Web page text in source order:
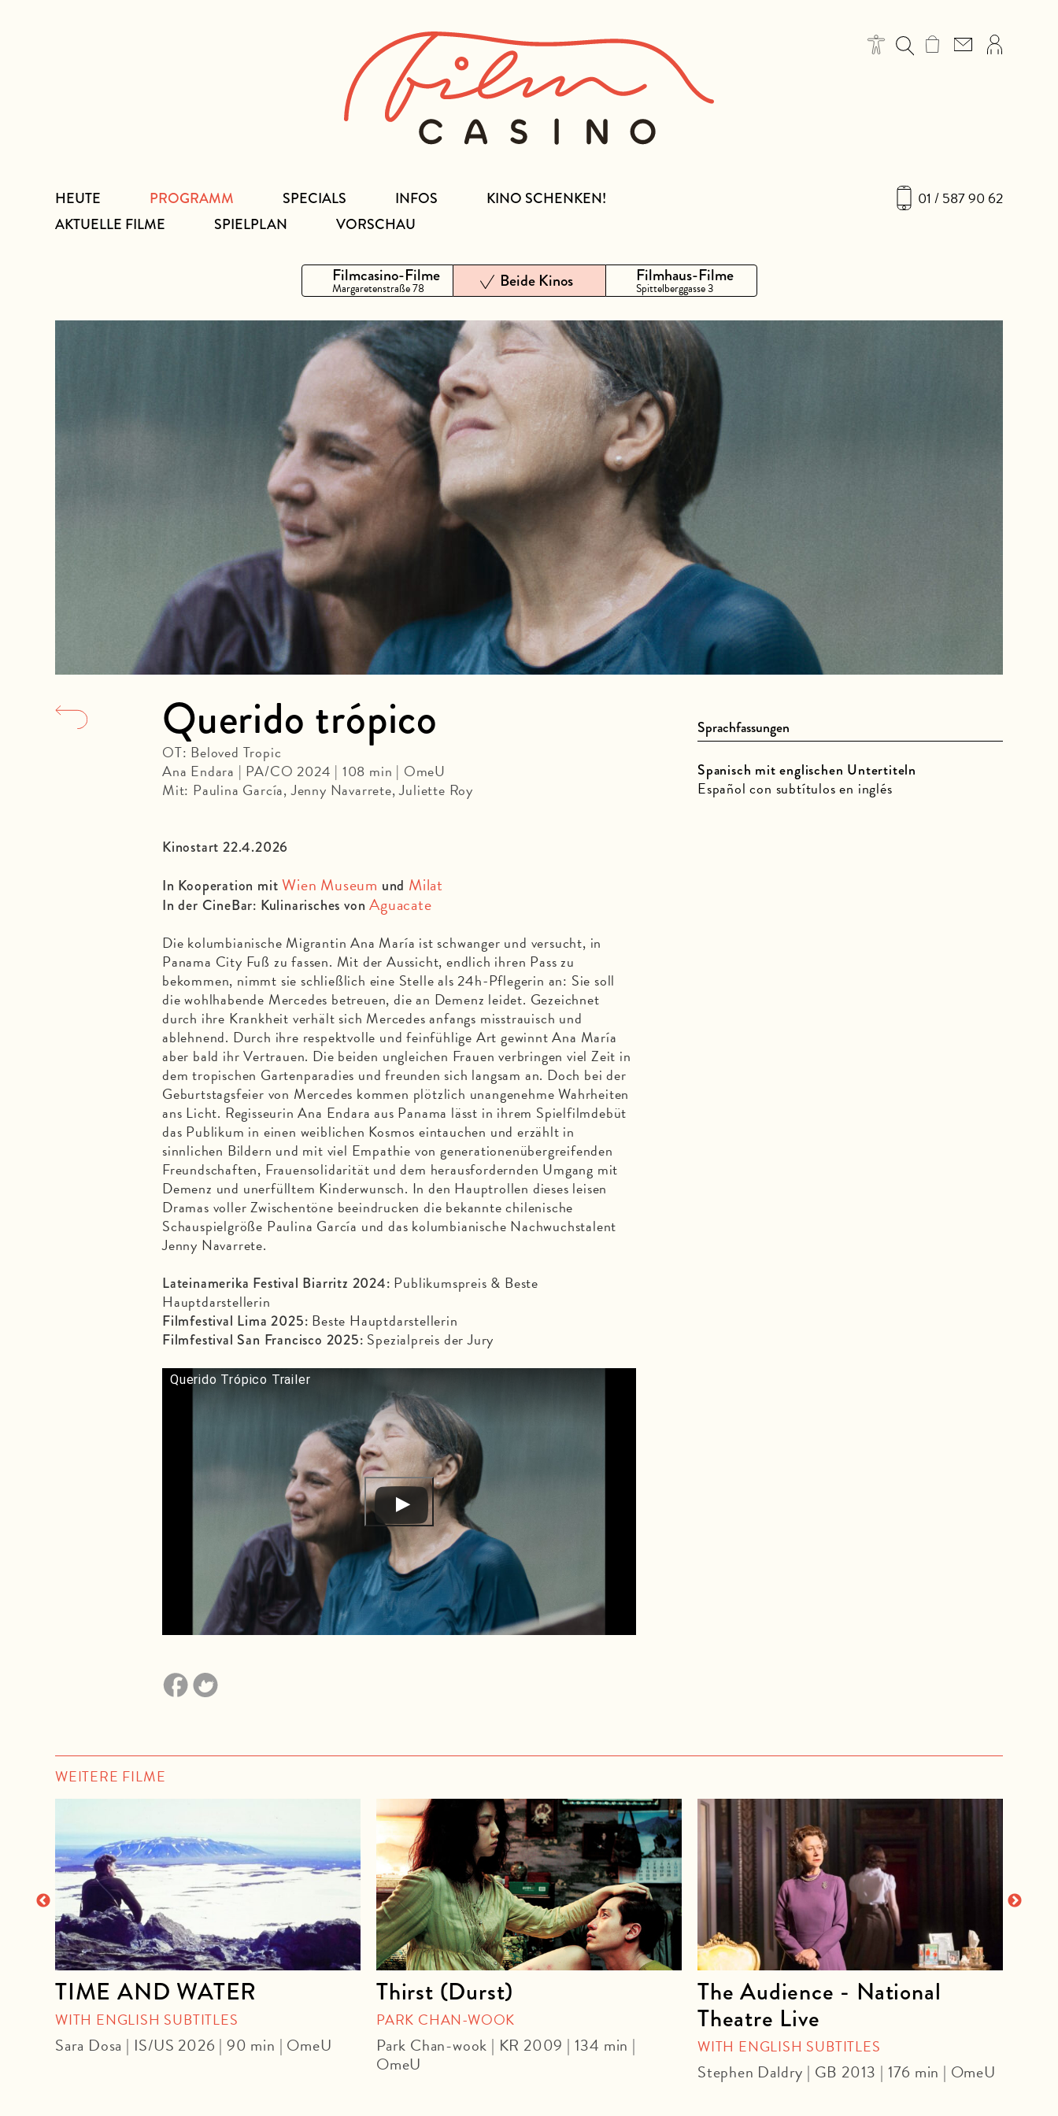
01 / 587 90 62
HEUTE
PROGRAMM
AKTUELLE FILME
SPIELPLAN VORSCHAU
SPECIALS INFOS KINO SCHENKEN!
Filmcasino-Filme
Margaretenstraße 78 Beide Kinos Filmhaus-Filme
Spittelberggasse 3
Querido trópico
OT: Beloved Tropic
Ana Endara | PA/CO 2024 | 108 min | OmeU
Mit: Paulina García, Jenny Navarrete, Juliette Roy
Kinostart 22.4.2026
In Kooperation mitWien Museum und Milat
In der CineBar: Kulinarisches vonAguacate
Die kolumbianische Migrantin Ana María ist schwanger und versucht, in
Panama City Fuß zu fassen. Mit der Aussicht, endlich ihren Pass zu
bekommen, nimmt sie schließlich eine Stelle als 24h-Pflegerin an: Sie soll
die wohlhabende Mercedes betreuen, die an Demenz leidet. Gezeichnet
durch ihre Krankheit verhält sich Mercedes anfangs misstrauisch und
ablehnend. Durch ihre respektvolle und feinfühlige Art gewinnt Ana María
aber bald ihr Vertrauen. Die beiden ungleichen Frauen verbringen viel Zeit in
dem tropischen Gartenparadies und freunden sich langsam an. Doch bei der
Geburtstagsfeier von Mercedes kommen plötzlich unangenehme Wahrheiten
ans Licht. Regisseurin Ana Endara aus Panama lässt in ihrem Spielfilmdebüt
das Publikum in einen weiblichen Kosmos eintauchen und erzählt in
sinnlichen Bildern und mit viel Empathie von generationenübergreifenden
Freundschaften, Frauensolidarität und dem herausfordernden Umgang mit
Demenz und unerfülltem Kinderwunsch. In den Hauptrollen dieses leisen
Dramas voller Zwischentöne beeindrucken die bekannte chilenische
Schauspielgröße Paulina García und das kolumbianische Nachwuchstalent
Jenny Navarrete.
Lateinamerika Festival Biarritz 2024: Publikumspreis & Beste
Hauptdarstellerin
Filmfestival Lima 2025: Beste Hauptdarstellerin
Filmfestival San Francisco 2025: Spezialpreis der Jury
Querido Trópico Trailer
Sprachfassungen
Spanisch mit englischen Untertiteln
Español con subtítulos en inglés
WEITERE FILME
TIME AND WATER
WITH ENGLISH SUBTITLES
Sara Dosa | IS/US 2026 | 90 min | OmeU
Thirst (Durst)
PARK CHAN-WOOK
Park Chan-wook | KR 2009 | 134 min |
OmeU
The Audience - National
Theatre Live
WITH ENGLISH SUBTITLES
Stephen Daldry | GB 2013 | 176 min | OmeU